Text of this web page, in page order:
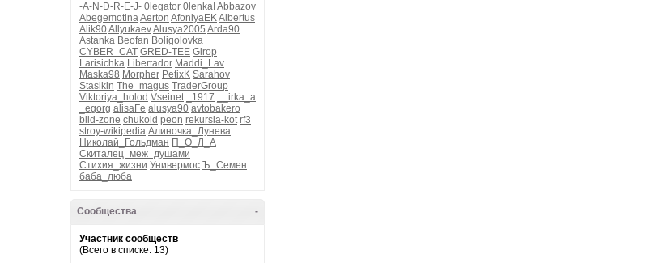
-A-N-D-R-E-J- 0legator 0lenkaI Abbazov
AbegemotinaAerton AfoniyaEKAlbertus
Alik90AllyukaevAlusya2005 Arda90
Astanka Beofan Boligolovka
CYBER_CAT GRED-TEE Girop
Larisichka Libertador Maddi_Lav
Maska98 Morpher PetixK Sarahov
Stasikin The_magus TraderGroup
Viktoriya_holod Vseinet _1917
__irka_a
_egorg alisaFe alusya90 avtobakero
bild-zone chukold peon rekursia-kot rf3
stroy-wikipedia Алиночка_Лунева
Николай_Гольдман П_О_Л_А
Скиталец_меж_душами
Стихия_жизни Универмос Ъ_Семен
баба_люба
-
Сообщества
Участник сообществ
(Всего в списке: 13)